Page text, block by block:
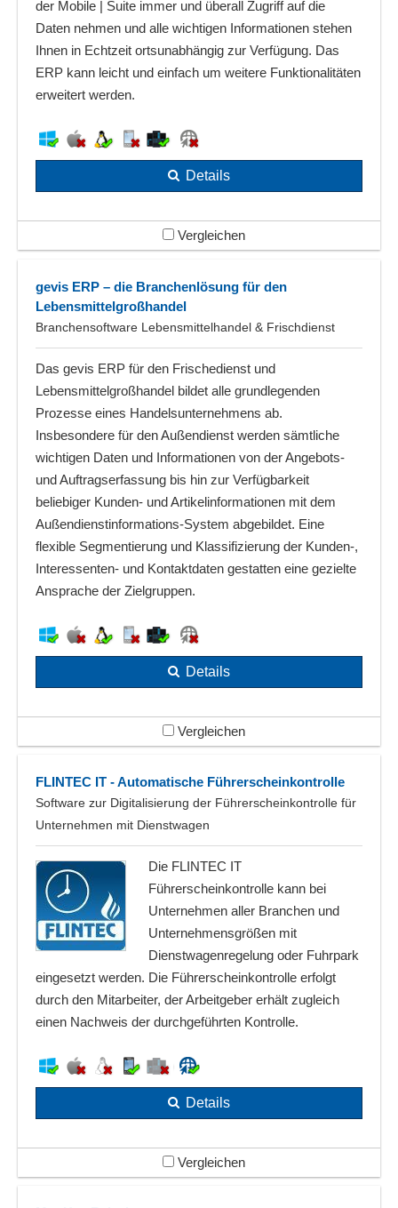
der Mobile | Suite immer und überall Zugriff auf die
Daten nehmen und alle wichtigen Informationen stehen
Ihnen in Echtzeit ortsunabhängig zur Verfügung. Das
ERP kann leicht und einfach um weitere Funktionalitäten
erweitert werden.
Details
Vergleichen
gevis ERP – die Branchenlösung für den
Lebensmittelgroßhandel
Branchensoftware Lebensmittelhandel & Frischdienst
Das gevis ERP für den Frischedienst und
Lebensmittelgroßhandel bildet alle grundlegenden
Prozesse eines Handelsunternehmens ab.
Insbesondere für den Außendienst werden sämtliche
wichtigen Daten und Informationen von der Angebots-
und Auftragserfassung bis hin zur Verfügbarkeit
beliebiger Kunden- und Artikelinformationen mit dem
Außendienstinformations-System abgebildet. Eine
flexible Segmentierung und Klassifizierung der Kunden-,
Interessenten- und Kontaktdaten gestatten eine gezielte
Ansprache der Zielgruppen.
Details
Vergleichen
FLINTEC IT - Automatische Führerscheinkontrolle
Software zur Digitalisierung der Führerscheinkontrolle für
Unternehmen mit Dienstwagen
Die FLINTEC IT
Führerscheinkontrolle kann bei
Unternehmen aller Branchen und
Unternehmensgrößen mit
Dienstwagenregelung oder Fuhrpark
eingesetzt werden. Die Führerscheinkontrolle erfolgt
durch den Mitarbeiter, der Arbeitgeber erhält zugleich
einen Nachweis der durchgeführten Kontrolle.
Details
Vergleichen